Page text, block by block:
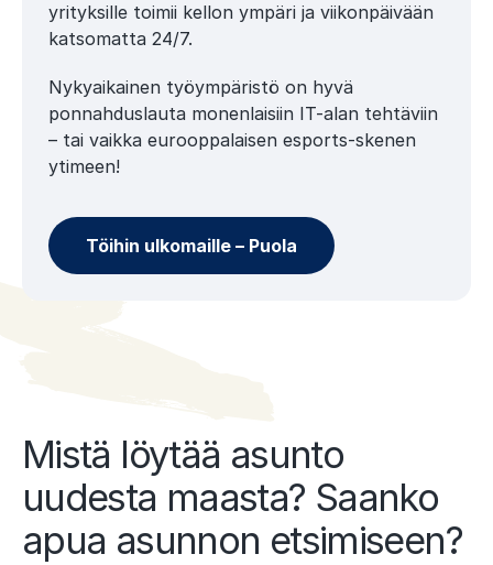
yrityksille toimii kellon ympäri ja viikonpäivään
katsomatta 24/7.
Nykyaikainen työympäristö on hyvä
ponnahduslauta monenlaisiin IT-alan tehtäviin
– tai vaikka eurooppalaisen esports-skenen
ytimeen!
Töihin ulkomaille – Puola
Mistä löytää asunto
uudesta maasta? Saanko
apua asunnon etsimiseen?